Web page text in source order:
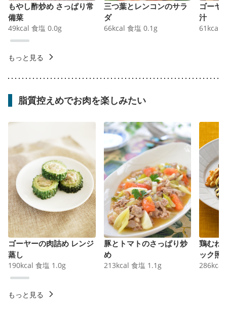
もやし酢炒め さっぱり常
備菜
49kcal 食塩 0.0g
三つ葉とレンコンのサラ
ダ
66kcal 食塩 0.1 g
ゴーヤ
汁
61 kcal
もっと見る
脂質控えめでお肉を楽しみたい
ゴーヤーの肉詰め レンジ
蒸し
190kcal 食塩 1.0g
豚とトマトのさっぱり炒
め
213kcal 食塩 1.1 g
鶏むね
ック照
286kcal
もっと見る